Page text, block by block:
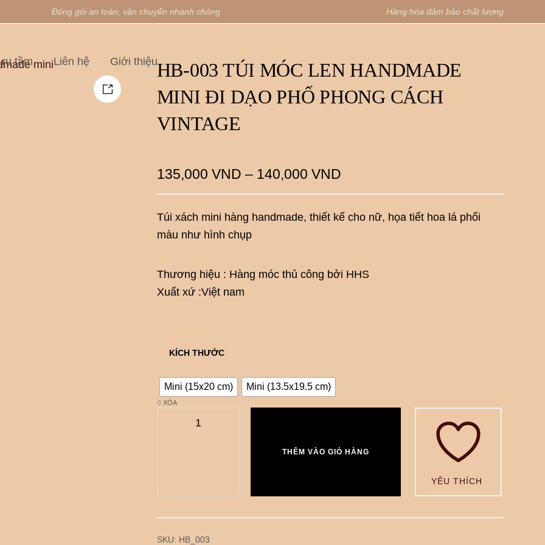
Đóng gói an toàn, vận chuyển nhanh chóng Hàng hóa đảm bảo chất lượng
tầm Liên hệ Giới thiệuHB-003 TÚI MÓC LEN HANDMADE
MINI ĐI DẠO PHỐ PHONG CÁCH
VINTAGE
135,000 VND – 140,000 VND
Túi xách mini hàng handmade, thiết kế cho nữ, họa tiết hoa lá phối
màu như hình chụp
Thương hiệu : Hàng móc thủ công bởi HHS
Xuất xứ :Việt nam
KÍCH THƯỚC
Mini (15x20 cm) Mini (13.5x19.5 cm)
XÓA
THÊM VÀO GIỎ HÀNG
YÊU THÍCH
SKU: HB_003